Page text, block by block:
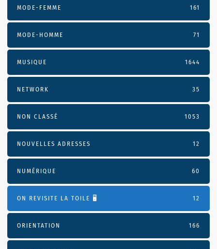
MODE-FEMME 161
MODE-HOMME 71
MUSIQUE 1644
NETWORK 35
NON CLASSÉ 1053
NOUVELLES ADRESSES 12
NUMÉRIQUE 60
ON REVISITE LA TOILE 🖥️ 12
ORIENTATION 166